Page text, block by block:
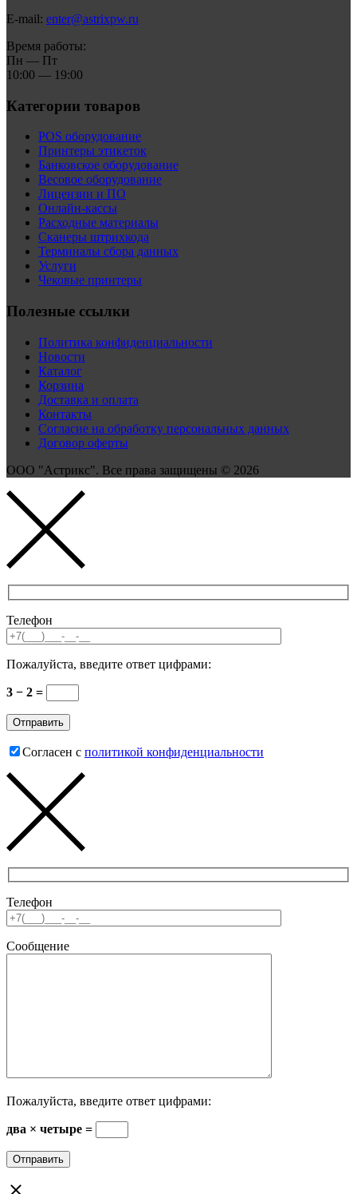
E-mail: enter@astrixpw.ru
Время работы:
Пн — Пт
10:00 — 19:00
Категории товаров
POS оборудование
Принтеры этикеток
Банковское оборудование
Весовое оборудование
Лицензии и ПО
Онлайн-кассы
Расходные материалы
Сканеры штрихкода
Терминалы сбора данных
Услуги
Чековые принтеры
Полезные ссылки
Политика конфиденциальности
Новости
Каталог
Корзина
Доставка и оплата
Контакты
Согласие на обработку персональных данных
Договор оферты
ООО "Астрикс". Все права защищены © 2026
Телефон
Пожалуйста, введите ответ цифрами:
3 − 2 =
Согласен с политикой конфиденциальности
Телефон
Сообщение
Пожалуйста, введите ответ цифрами:
два × четыре =